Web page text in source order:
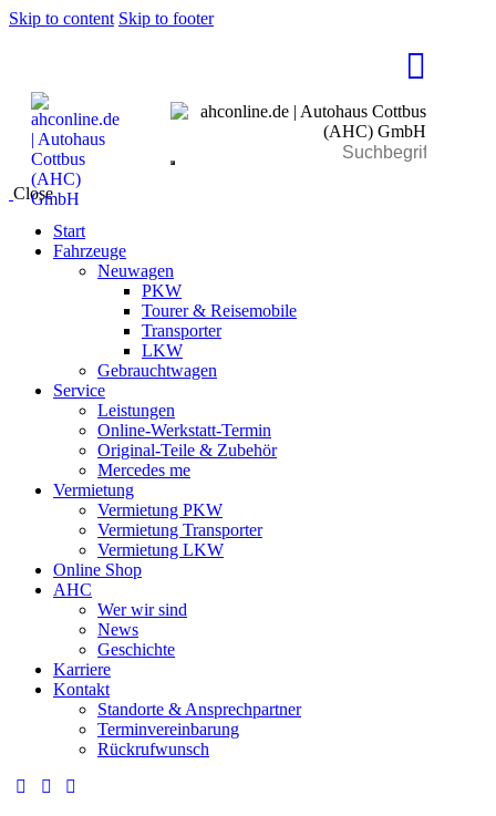
Skip to content Skip to footer
Close
Start
Fahrzeuge
Neuwagen
PKW
Tourer & Reisemobile
Transporter
LKW
Gebrauchtwagen
Service
Leistungen
Online-Werkstatt-Termin
Original-Teile & Zubehör
Mercedes me
Vermietung
Vermietung PKW
Vermietung Transporter
Vermietung LKW
Online Shop
AHC
Wer wir sind
News
Geschichte
Karriere
Kontakt
Standorte & Ansprechpartner
Terminvereinbarung
Rückrufwunsch